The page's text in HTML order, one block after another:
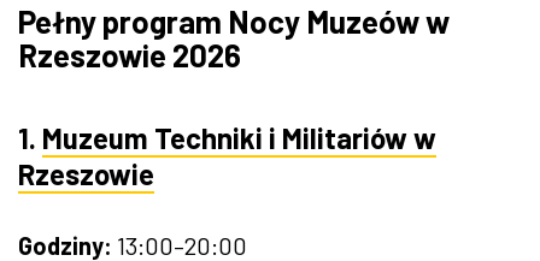
Pełny program Nocy Muzeów w
Rzeszowie 2026
1. Muzeum Techniki i Militariów w
Rzeszowie
Godziny: 13:00–20:00